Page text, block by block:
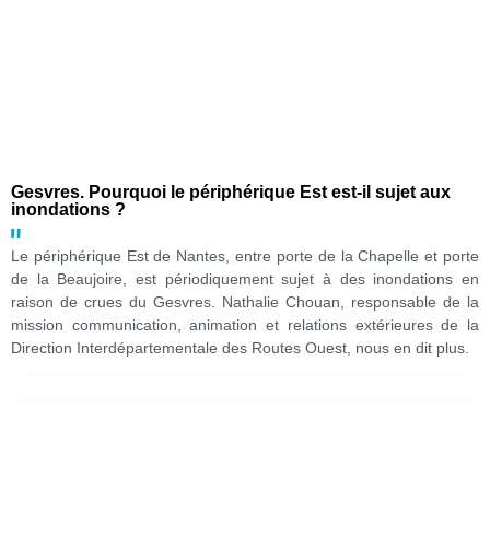
Gesvres. Pourquoi le périphérique Est est-il sujet aux
inondations ?
Le périphérique Est de Nantes, entre porte de la Chapelle et porte
de la Beaujoire, est périodiquement sujet à des inondations en
raison de crues du Gesvres. Nathalie Chouan, responsable de la
mission communication, animation et relations extérieures de la
Direction Interdépartementale des Routes Ouest, nous en dit plus.